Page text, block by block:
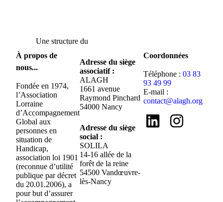
Une structure du
À propos de
nous...
Fondée en 1974,
l’Association
Lorraine
d’Accompagnement
Global aux
personnes en
situation de
Handicap,
association loi 1901
(reconnue d’utilité
publique par décret
du 20.01.2006), a
pour but d’assurer
Adresse du siège
associatif :
ALAGH
1661 avenue
Raymond Pinchard
54000 Nancy
Adresse du siège
social :
SOLILA
14-16 allée de la
forêt de la reine
54500 Vandœuvre-
lès-Nancy
Coordonnées
Téléphone : 03 83
93 49 99
E-mail :
contact@alagh.org